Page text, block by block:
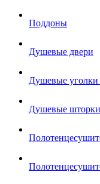
Поддоны
Душевые двери
Душевые уголки
Душевые